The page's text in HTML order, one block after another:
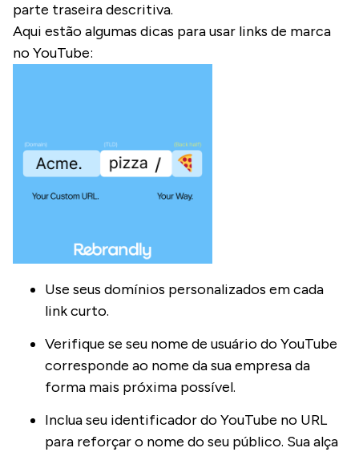
parte traseira descritiva.
Aqui estão algumas dicas para usar links de marca
no YouTube:
Use seus domínios personalizados em cada
link curto.
Verifique se seu nome de usuário do YouTube
corresponde ao nome da sua empresa da
forma mais próxima possível.
Inclua seu identificador do YouTube no URL
para reforçar o nome do seu público. Sua alça